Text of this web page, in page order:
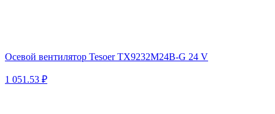
Осевой вентилятор Tesoer TX9232M24B-G 24 V
1 051.53 ₽